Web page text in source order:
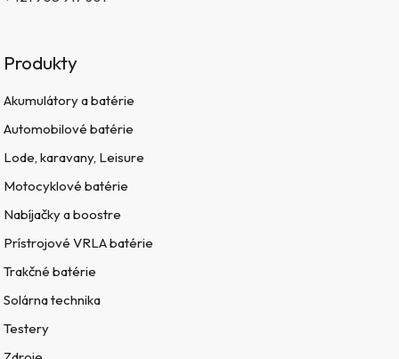
Produkty
Akumulátory a batérie
Automobilové batérie
Lode, karavany, Leisure
Motocyklové batérie
Nabíjačky a boostre
Prístrojové VRLA batérie
Trakčné batérie
Solárna technika
Testery